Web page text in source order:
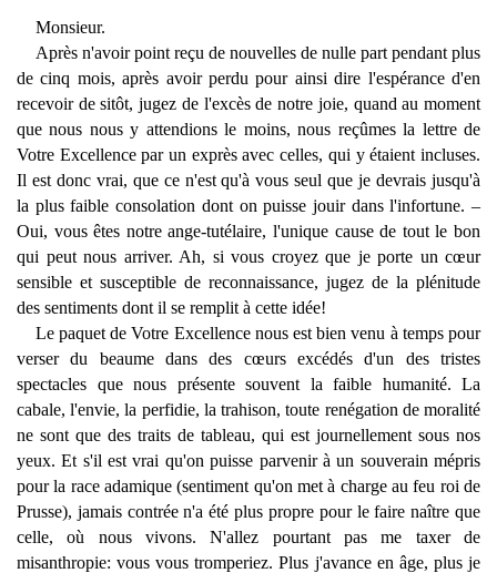
Monsieur.
Après n'avoir point reçu de nouvelles de nulle part pendant plus
de cinq mois, après avoir perdu pour ainsi dire l'espérance d'en
recevoir de sitôt, jugez de l'excès de notre joie, quand au moment
que nous nous y attendions le moins, nous reçûmes la lettre de
Votre Excellence par un exprès avec celles, qui y étaient incluses.
Il est donc vrai, que ce n'est qu'à vous seul que je devrais jusqu'à
la plus faible consolation dont on puisse jouir dans l'infortune. –
Oui, vous êtes notre ange-tutélaire, l'unique cause de tout le bon
qui peut nous arriver. Ah, si vous croyez que je porte un cœur
sensible et susceptible de reconnaissance, jugez de la plénitude
des sentiments dont il se remplit à cette idée!
Le paquet de Votre Excellence nous est bien venu à temps pour
verser du beaume dans des cœurs excédés d'un des tristes
spectacles que nous présente souvent la faible humanité. La
cabale, l'envie, la perfidie, la trahison, toute renégation de moralité
ne sont que des traits de tableau, qui est journellement sous nos
yeux. Et s'il est vrai qu'on puisse parvenir à un souverain mépris
pour la race adamique (sentiment qu'on met à charge au feu roi de
Prusse), jamais contrée n'a été plus propre pour le faire naître que
celle, où nous vivons. N'allez pourtant pas me taxer de
misanthropie: vous vous tromperiez. Plus j'avance en âge, plus je